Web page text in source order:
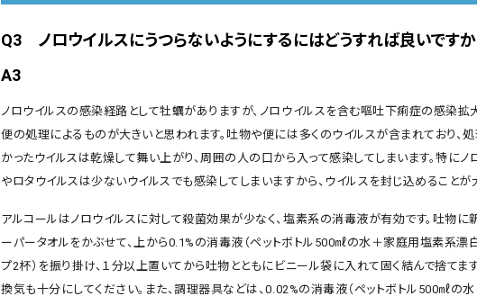
Q3 ノロウイルスにうつらないようにするにはどうすれば良いですか
A3
ノロウイルスの感染経路として牡蠣がありますが、ノロウイルスを含む嘔吐下痢症の感染拡
便の処理によるものが大きいと思われます。吐物や便には多くのウイルスが含まれており、
かったウイルスは乾燥して舞い上がり、周囲の人の口から入って感染してしまいます。特にノ
やロタウイルスは少ないウイルスでも感染してしまいますから、ウイルスを封じ込めることが
アルコールはノロウイルスに対して殺菌効果が少なく、塩素系の消毒液が有効です。吐物に
ーパータオルをかぶせて、上から0.1%の消毒液（ペットボトル500㎖の水＋家庭用塩素系漂
プ2杯）を振り掛け、１分以上置いてから吐物とともにビニール袋に入れて固く結んで捨てま
換気も十分にしてください。また、調理器具などは、0.02%の消毒液（ペットボトル500㎖の